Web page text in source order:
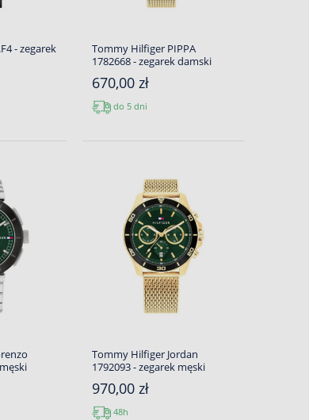
- zegarek
Tommy Hilfiger PIPPA
1782668 - zegarek damski
670,00 zł
do 5 dni
Tommy Hilfiger Jordan
1792093 - zegarek męski
970,00 zł
48h